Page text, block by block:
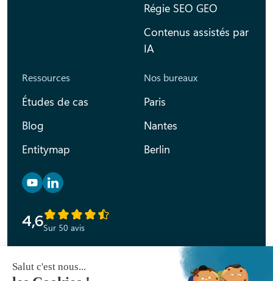
Régie SEO GEO
Contenus assistés par
IA
Ressources
Études de cas
Blog
Entitymap
Nos bureaux
Paris
Nantes
Berlin
Retrouvez nous sur YouTube
Retrouvez nous sur Linkedin
4,6Sur 50 avis